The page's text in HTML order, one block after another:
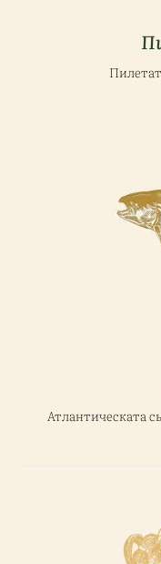
Атлантическата